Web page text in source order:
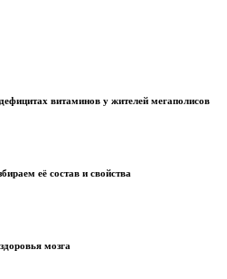
витаминов у жителей мегаполисов
её состав и свойства
мозга